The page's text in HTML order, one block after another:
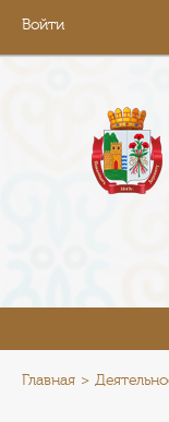
Войти
ПРЕСС-ЦЕНТР
Главная